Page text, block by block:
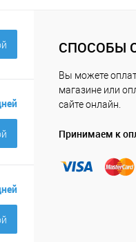
СПОСОБЫ
Вы можете
магазине или
сайте онлайн.
Принимаем к